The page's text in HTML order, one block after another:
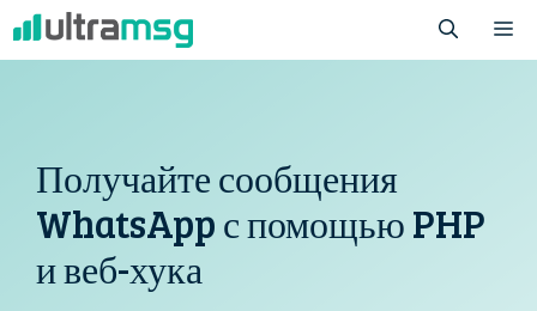
Перейти
Получайте сообщения
WhatsApp с помощью PHP
и веб-хука